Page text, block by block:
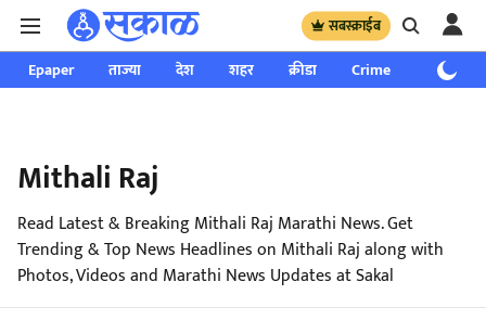
सबस्क्राईब
Epaper ताज्या देश शहर क्रीडा Crime साप्ताहिक
Mithali Raj
Read Latest & Breaking Mithali Raj Marathi News. Get
Trending & Top News Headlines on Mithali Raj along with
Photos, Videos and Marathi News Updates at Sakal